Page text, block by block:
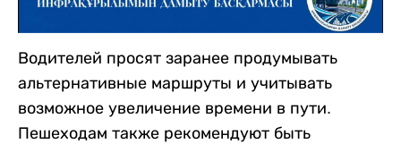
Водителей просят заранее продумывать
альтернативные маршруты и учитывать
возможное увеличение времени в пути.
Пешеходам также рекомендуют быть